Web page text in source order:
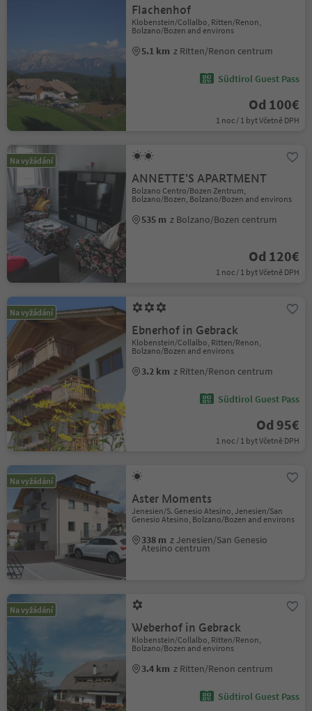
Flachenhof
Klobenstein/Collalbo, Ritten/Renon,
Bolzano/Bozen and environs
5.1 km z Ritten/Renon centrum
Südtirol Guest Pass
Od 100€
1 noc / 1 byt Včetně DPH
Na vyžádání
ANNETTE'S APARTMENT
Bolzano Centro/Bozen Zentrum,
Bolzano/Bozen, Bolzano/Bozen and environs
535 m z Bolzano/Bozen centrum
Od 120€
1 noc / 1 byt Včetně DPH
Na vyžádání
Ebnerhof in Gebrack
Klobenstein/Collalbo, Ritten/Renon,
Bolzano/Bozen and environs
3.2 km z Ritten/Renon centrum
Südtirol Guest Pass
Od 95€
1 noc / 1 byt Včetně DPH
Na vyžádání
Aster Moments
Jenesien/S. Genesio Atesino, Jenesien/San
Genesio Atesino, Bolzano/Bozen and environs
338 m z Jenesien/San Genesio
Atesino centrum
Na vyžádání
Weberhof in Gebrack
Klobenstein/Collalbo, Ritten/Renon,
Bolzano/Bozen and environs
3.4 km z Ritten/Renon centrum
Südtirol Guest Pass